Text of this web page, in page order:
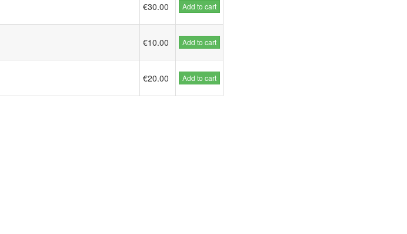
€30.00 Add to cart
€10.00 Add to cart
€20.00 Add to cart